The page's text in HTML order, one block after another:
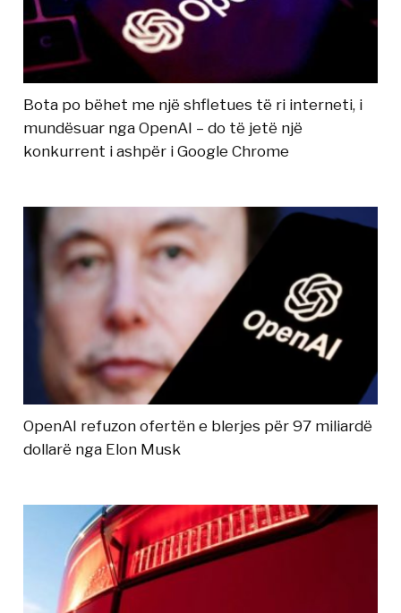
Bota po bëhet me një shfletues të ri interneti, i
mundësuar nga OpenAI – do të jetë një
konkurrent i ashpër i Google Chrome
OpenAI refuzon ofertën e blerjes për 97 miliardë
dollarë nga Elon Musk